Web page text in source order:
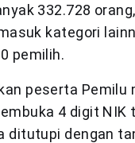
332.728
kategori
pemilih.
peserta Pemilu
4 digit NIK
ditutupi dengan